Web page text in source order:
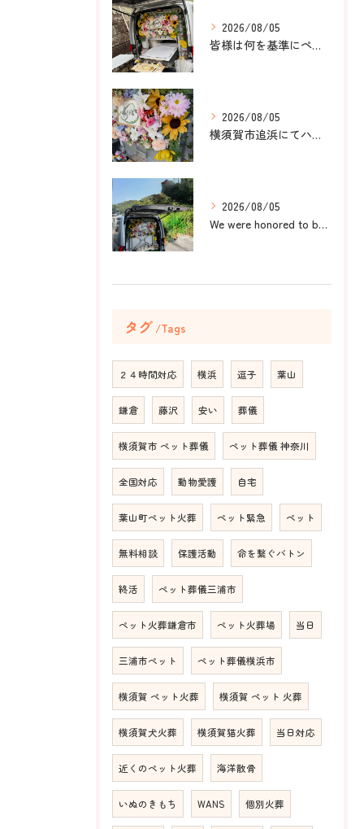
2026/08/05
皆様は何を基準にペット葬儀社を選びますか？
2026/08/05
横須賀市追浜にてハムスターのみかんちゃんのペット火葬のお手伝...
2026/08/05
We were honored to be by your ...
タグ Tags
２４時間対応 横浜 逗子 葉山
鎌倉 藤沢 安い 葬儀
横須賀市 ペット葬儀 ペット葬儀 神奈川
全国対応 動物愛護 自宅
葉山町ペット火葬 ペット緊急 ペット
無料相談 保護活動 命を繋ぐバトン
終活 ペット葬儀三浦市
ペット火葬鎌倉市 ペット火葬場 当日
三浦市ペット ペット葬儀横浜市
横須賀 ペット火葬 横須賀 ペット 火葬
横須賀犬火葬 横須賀猫火葬 当日対応
近くのペット火葬 海洋散骨
いぬのきもち WANS 個別火葬